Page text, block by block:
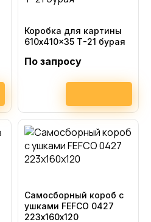
Коробка для картины
610x410x35 Т-21 бурая
По запросу
Самосборный короб с
ушками FEFCO 0427
223х160х120